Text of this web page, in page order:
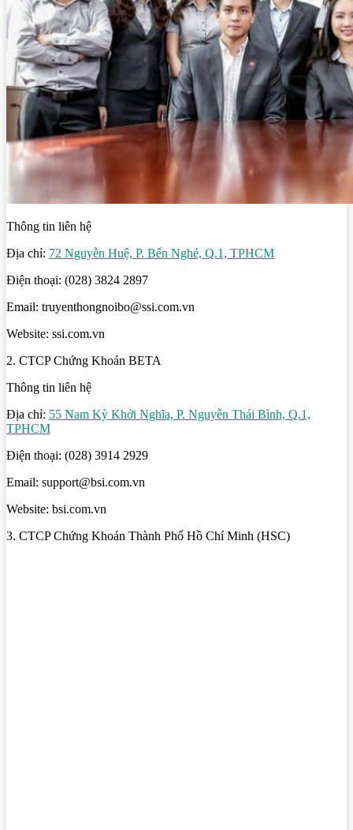
Thông tin liên hệ
Địa chỉ: 72 Nguyễn Huệ, P. Bến Nghé, Q.1, TPHCM
Điện thoại: (028) 3824 2897
Email: truyenthongnoibo@ssi.com.vn
Website: ssi.com.vn
2. CTCP Chứng Khoán BETA
Thông tin liên hệ
Địa chỉ: 55 Nam Kỳ Khởi Nghĩa, P. Nguyễn Thái Bình, Q.1,
TPHCM
Điện thoại: (028) 3914 2929
Email: support@bsi.com.vn
Website: bsi.com.vn
3. CTCP Chứng Khoán Thành Phố Hồ Chí Minh (HSC)